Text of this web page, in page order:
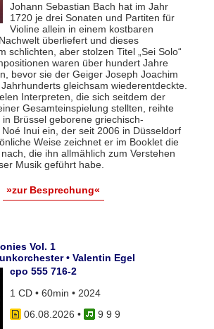
Johann Sebastian Bach hat im Jahr
1720 je drei Sonaten und Partiten für
Violine allein in einem kostbaren
überliefert und dieses
schlichten, aber stolzen Titel „Sei Solo“
waren über hundert Jahre
bevor sie der Geiger Joseph Joachim
gleichsam wiederentdeckte.
Interpreten, die sich seitdem der
Gesamteinspielung stellten, reihte
Brüssel geborene griechisch-
Inui ein, der seit 2006 in Düsseldorf
Weise zeichnet er im Booklet die
die ihn allmählich zum Verstehen
Musik geführt habe.
»zur Besprechung«
Vol. 1
• Valentin Egel
cpo 555 716-2
1 CD • 60min • 2024
06.08.2026 •
9 9 9